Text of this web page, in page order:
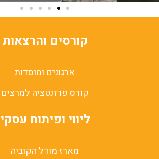
קורסים והרצאות
ארגונים ומוסדות
קורס פרזנטציה למרצים
ליווי ופיתוח עסקי
מארז מודל הקוביה